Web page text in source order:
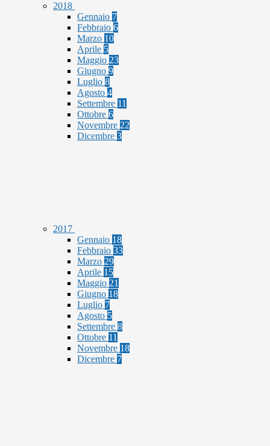
2018
Gennaio 7
Febbraio 6
Marzo 10
Aprile 5
Maggio 23
Giugno 9
Luglio 8
Agosto 4
Settembre 11
Ottobre 6
Novembre 22
Dicembre 3
2017
Gennaio 18
Febbraio 33
Marzo 29
Aprile 15
Maggio 21
Giugno 18
Luglio 7
Agosto 5
Settembre 8
Ottobre 11
Novembre 18
Dicembre 7